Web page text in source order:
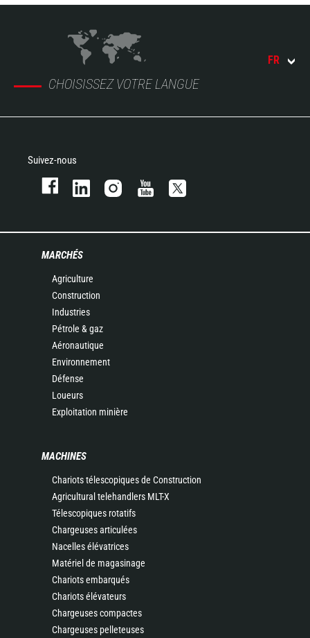
CHOISISSEZ VOTRE LANGUE
FR
Suivez-nous
MARCHÉS
Agriculture
Construction
Industries
Pétrole & gaz
Aéronautique
Environnement
Défense
Loueurs
Exploitation minière
MACHINES
Chariots télescopiques de Construction
Agricultural telehandlers MLT-X
Télescopiques rotatifs
Chargeuses articulées
Nacelles élévatrices
Matériel de magasinage
Chariots embarqués
Chariots élévateurs
Chargeuses compactes
Chargeuses pelleteuses